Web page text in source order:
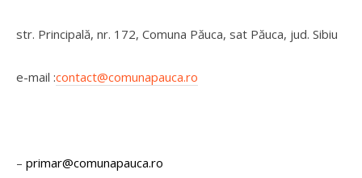
str. Principală, nr. 172, Comuna Păuca, sat Păuca, jud. Sibiu
e-mail :contact@comunapauca.ro
– primar@comunapauca.ro